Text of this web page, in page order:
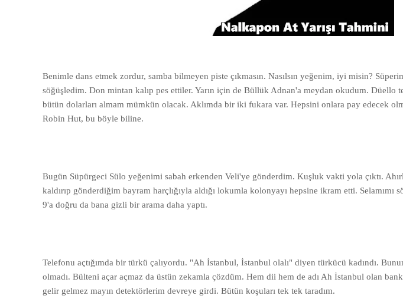
Benimle dans etmek zordur, samba bilmeyen piste çıkmasın. Nasılsın yeğenim, iyi misin?
söğüşledim. Don mintan kalıp pes ettiler. Yarın için de Büllük Adnan'a meydan okudum. Düello
bütün dolarları almam mümkün olacak. Aklımda bir iki fukara var. Hepsini onlara pay edecek
Robin Hut, bu böyle biline.
Bugün Süpürgeci Sülo yeğenimi sabah erkenden Veli'ye gönderdim. Kuşluk vakti yola çıktı.
kaldırıp gönderdiğim bayram harçlığıyla aldığı lokumla kolonyayı hepsine ikram etti.
9'a doğru da bana gizli bir arama daha yaptı.
Telefonu açtığımda bir türkü çalıyordu. "Ah İstanbul, İstanbul olalı" diyen türkücü kadındı.
olmadı. Bülteni açar açmaz da üstün zekamla çözdüm. Hem dii hem de adı Ah İstanbul olan
gelir gelmez mayın detektörlerim devreye girdi. Bütün koşuları tek tek taradım.